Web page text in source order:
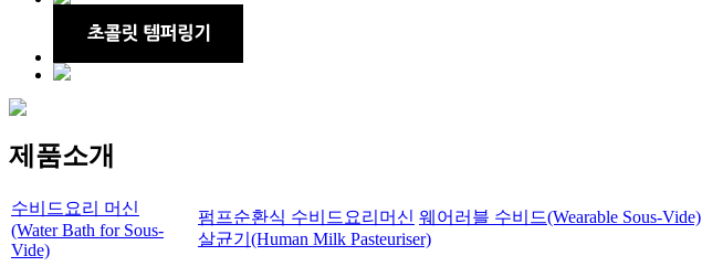
제품소개
수비드요리 머신
(Water Bath for Sous-
Vide)
펌프순환식 수비드요리머신 웨어러블 수비드(Wearable Sous-Vide)
살균기(Human Milk Pasteuriser)